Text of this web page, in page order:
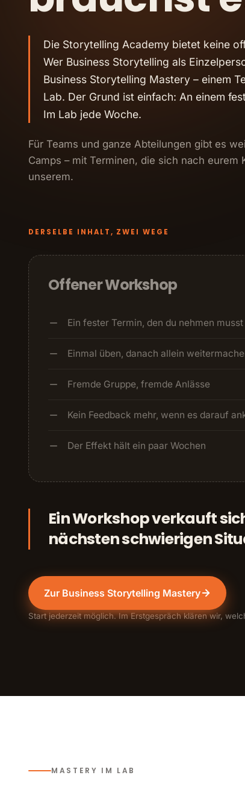
Die Storytelling Academy bietet keine
Wer Business Storytelling als
Business Storytelling Mastery – einem
Lab. Der Grund ist einfach: An einem
Im Lab jede Woche.
Für Teams und ganze Abteilungen gibt es
Camps – mit Terminen, die sich nach eurem
unserem.
DERSELBE INHALT, ZWEI WEGE
Offener Workshop
Ein fester Termin, den du nehmen
Einmal üben, danach allein
Fremde Gruppe, fremde Anlässe
Kein Feedback mehr, wenn es darauf
Der Effekt hält ein paar Wochen
Ein Workshop verkauft
nächsten schwierigen
Zur Business Storytelling Mastery
Start jederzeit möglich. Im Erstgespräch klären wir,
MASTERY IM LAB
🆕